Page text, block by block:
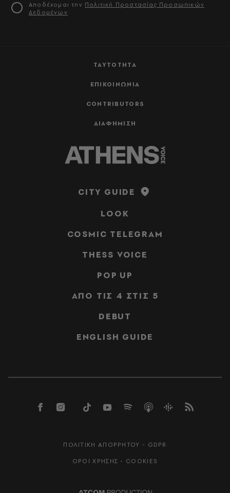
ΤΑΥΤΟΤΗΤΑ
ΕΠΙΚΟΙΝΩΝΙΑ
CONTRIBUTORS
ΔΙΑΦΗΜΙΣΗ
Αποδέχομαι την Πολιτική Προστασίας Προσωπικών
Δεδομένων
CITY GUIDE
LOOK
COSMIC TELEGRAM
THESS VOICE
POP UP
ΑΠΟ ΤΙΣ 4 ΣΤΙΣ 5
DEBUT
ENGLISH GUIDE
ΠΟΛΙΤΙΚΗ ΑΠΟΡΡΗΤΟΥ - GDPR
ΟΡΟΙ ΧΡΗΣΗΣ - COOKIES